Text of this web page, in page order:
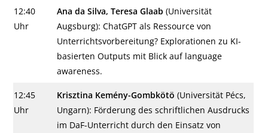
12:40
Uhr
Ana da Silva, Teresa Glaab (Universität
Augsburg): ChatGPT als Ressource von
Unterrichtsvorbereitung? Explorationen zu KI-
basierten Outputs mit Blick auf language
awareness.
12:45
Uhr
Krisztina Kemény-Gombkötö (Universität Pécs,
Ungarn): Förderung des schriftlichen Ausdrucks
im DaF-Unterricht durch den Einsatz von